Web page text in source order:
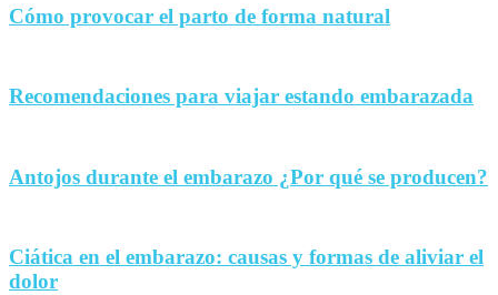
Cómo provocar el parto de forma natural
Recomendaciones para viajar estando embarazada
Antojos durante el embarazo ¿Por qué se producen?
Ciática en el embarazo: causas y formas de aliviar el
dolor